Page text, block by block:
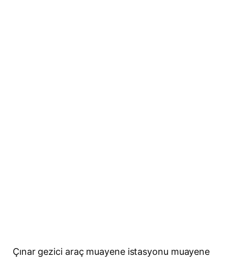
Çınar gezici araç muayene istasyonu muayene